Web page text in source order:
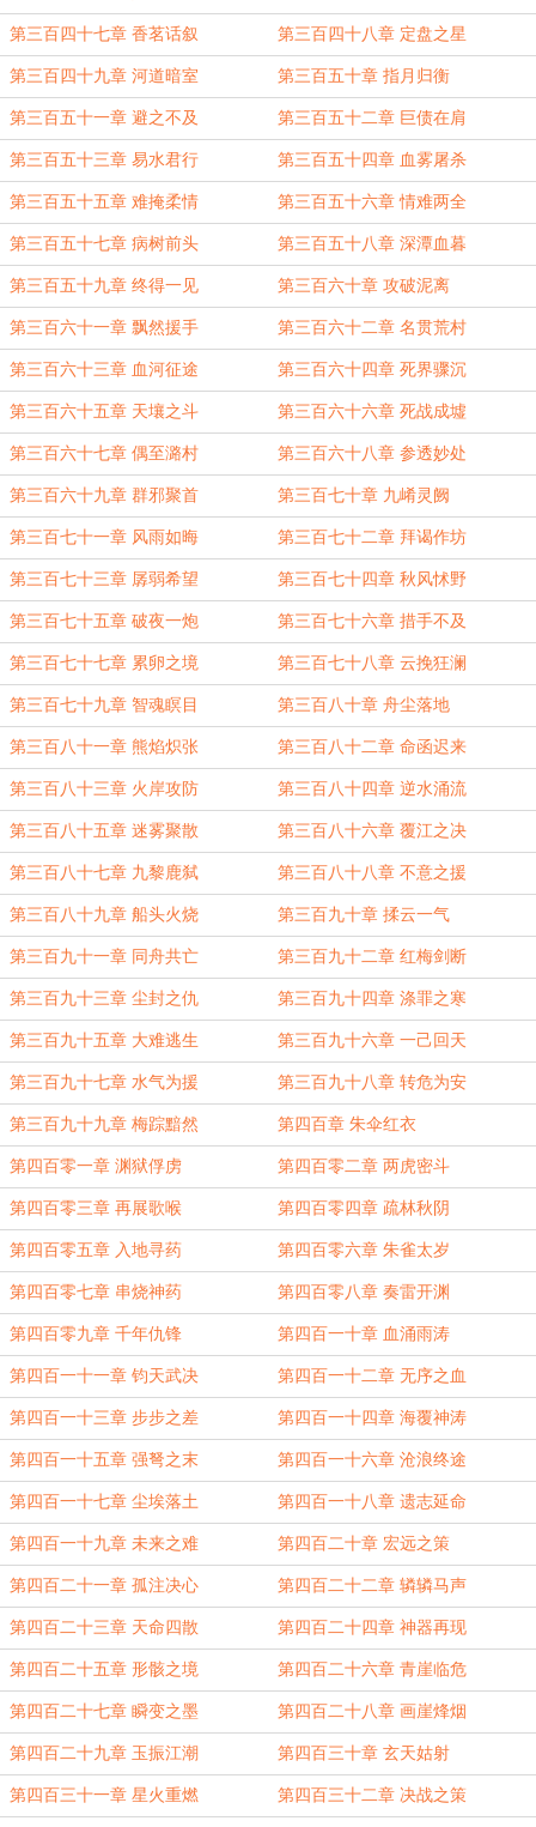
第三百四十七章 香茗话叙 第三百四十八章 定盘之星
第三百四十九章 河道暗室 第三百五十章 指月归衡
第三百五十一章 避之不及 第三百五十二章 巨债在肩
第三百五十三章 易水君行 第三百五十四章 血雾屠杀
第三百五十五章 难掩柔情 第三百五十六章 情难两全
第三百五十七章 病树前头 第三百五十八章 深潭血暮
第三百五十九章 终得一见 第三百六十章 攻破泥离
第三百六十一章 飘然援手 第三百六十二章 名贯荒村
第三百六十三章 血河征途 第三百六十四章 死界骤沉
第三百六十五章 天壤之斗 第三百六十六章 死战成墟
第三百六十七章 偶至潞村 第三百六十八章 参透妙处
第三百六十九章 群邪聚首 第三百七十章 九崤灵阙
第三百七十一章 风雨如晦 第三百七十二章 拜谒作坊
第三百七十三章 孱弱希望 第三百七十四章 秋风怵野
第三百七十五章 破夜一炮 第三百七十六章 措手不及
第三百七十七章 累卵之境 第三百七十八章 云挽狂澜
第三百七十九章 智魂瞑目 第三百八十章 舟尘落地
第三百八十一章 熊焰炽张 第三百八十二章 命函迟来
第三百八十三章 火岸攻防 第三百八十四章 逆水涌流
第三百八十五章 迷雾聚散 第三百八十六章 覆江之决
第三百八十七章 九黎鹿弑 第三百八十八章 不意之援
第三百八十九章 船头火烧 第三百九十章 揉云一气
第三百九十一章 同舟共亡 第三百九十二章 红梅剑断
第三百九十三章 尘封之仇 第三百九十四章 涤罪之寒
第三百九十五章 大难逃生 第三百九十六章 一己回天
第三百九十七章 水气为援 第三百九十八章 转危为安
第三百九十九章 梅踪黯然 第四百章 朱伞红衣
第四百零一章 渊狱俘虏 第四百零二章 两虎密斗
第四百零三章 再展歌喉 第四百零四章 疏林秋阴
第四百零五章 入地寻药 第四百零六章 朱雀太岁
第四百零七章 串烧神药 第四百零八章 奏雷开渊
第四百零九章 千年仇锋 第四百一十章 血涌雨涛
第四百一十一章 钧天武决 第四百一十二章 无序之血
第四百一十三章 步步之差 第四百一十四章 海覆神涛
第四百一十五章 强弩之末 第四百一十六章 沧浪终途
第四百一十七章 尘埃落土 第四百一十八章 遗志延命
第四百一十九章 未来之难 第四百二十章 宏远之策
第四百二十一章 孤注决心 第四百二十二章 辚辚马声
第四百二十三章 天命四散 第四百二十四章 神器再现
第四百二十五章 形骸之境 第四百二十六章 青崖临危
第四百二十七章 瞬变之墨 第四百二十八章 画崖烽烟
第四百二十九章 玉振江潮 第四百三十章 玄天姑射
第四百三十一章 星火重燃 第四百三十二章 决战之策